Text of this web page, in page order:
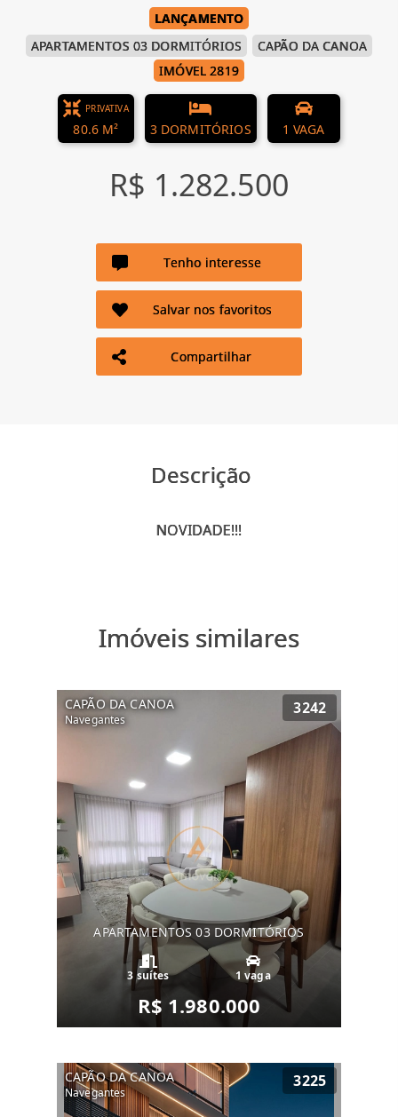
LANÇAMENTO
APARTAMENTOS 03 DORMITÓRIOS
CAPÃO DA CANOA
IMÓVEL 2819
PRIVATIVA
80.6 M² 3 DORMITÓRIOS 1 VAGA
R$ 1.282.500
Tenho interesse
Salvar nos favoritos
Compartilhar
Descrição
Imóveis similares
CAPÃO DA CANOA
Navegantes
3242
APARTAMENTOS 03 DORMITÓRIOS
3 suítes 1 vaga
R$ 1.980.000
CAPÃO DA CANOA
Navegantes
3225